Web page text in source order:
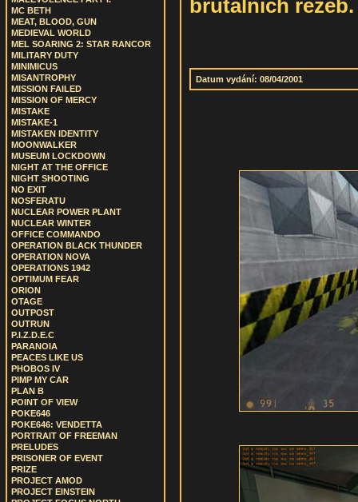
MC BETH
MEAT, BLOOD, GUN
MEDIEVAL WORLD
MEL SOARING 2: STAR RANCOR
MILITARY DUTY
MINIMICUS
MISANTROPHY
MISSION FAILED
MISSION OF MERCY
MISTAKE
MISTAKE-1
MISTAKEN IDENTITY
MOONWALKER
MUSEUM LOCKDOWN
NIGHT AT THE OFFICE
NIGHT SHOOTING
NO EXIT
NOSFERATU
NUCLEAR POWER PLANT
NUCLEAR WINTER
OFFICE COMMANDO
OPERATION BLACK THUNDER
OPERATION NOVA
OPERATIONS 1942
OPTIMUM FEAR
ORION
OTAGE
OUTPOST
OUTRUN
P.I.Z.D.E.C
PARANOIA
PEACES LIKE US
PHOBOS IV
PIMP MY CAR
PLAN B
POINT OF VIEW
POKE646
POKE646: VENDETTA
PORTRAIT OF FREEMAN
PRELUDES
PRISONER OF EVENT
PRIZE
PROJECT AMOD
PROJECT EINSTEIN
brutálních
Datum vydání: 08/04/2001